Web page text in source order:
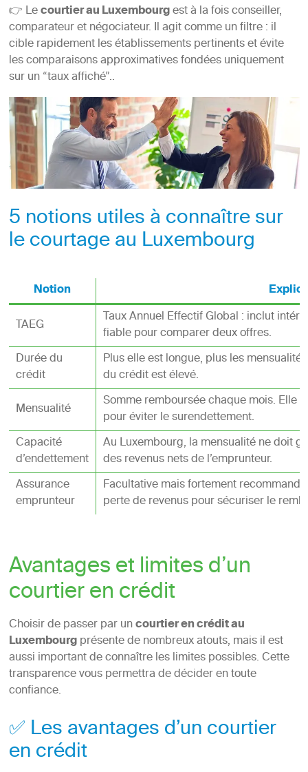
👉 Lecourtier au Luxembourgest à la fois conseiller,
comparateur et négociateur. Il agit comme un filtre : il
cible rapidement les établissements pertinents et évite
les comparaisons approximatives fondées uniquement
sur un “taux affiché”..
5 notions utiles à connaître sur
le courtage au Luxembourg
Notion
TAEG
Taux Annuel Effectif Global : inclut
fiable pour comparer deux offres.
Durée du
crédit
Plus elle est longue, plus les
du crédit est élevé.
Mensualité
Somme remboursée chaque mois. Elle
pour éviter le surendettement.
Capacité
d’endettement
Au Luxembourg, la mensualité ne doit
des revenus nets de l’emprunteur.
Assurance
emprunteur
Facultative mais fortement
perte de revenus pour sécuriser le
Avantages et limites d’un
courtier en crédit
Choisir de passer par uncourtier en crédit au
Luxembourgprésente de nombreux atouts, mais il est
aussi important de connaître les limites possibles. Cette
transparence vous permettra de décider en toute
confiance.
✅ Les avantages d’un courtier
en crédit